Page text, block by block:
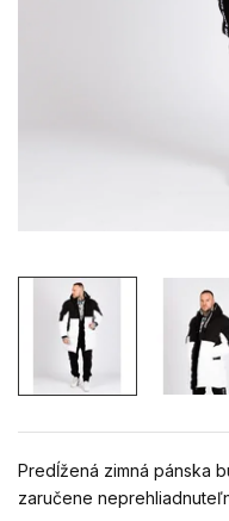
Predĺžená zimná pánska
zaručene